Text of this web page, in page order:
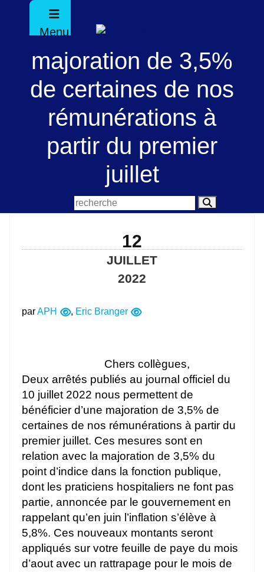
Menu
majoration de 3,5%
de certaines de nos
rémunérations à
partir du premier
juillet
12
JUILLET
2022
parAPH , Eric Branger
Chers collègues,
Deux arrêtés publiés au journal officiel du
10 juillet 2022 nous permettent de
bénéficier d’une majoration de 3,5% de
certaines de nos rémunérations à partir du
premier juillet. Ces mesures sont en
relation avec la majoration de 3,5% du
point d’indice dans la fonction publique,
dont les praticiens hospitaliers ne font pas
partie, annoncée par le gouvernement en
rappelant qu’en juin l’inflation s’élève à
5,8%. Ces nouveaux montants seront
appliqués sur votre feuille de paye du mois
d’aout avec un rattrapage pour le mois de